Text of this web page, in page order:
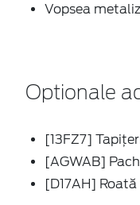
Vopsea
Optionale
[13FZ7]
[AGWAB]
[D17AH]